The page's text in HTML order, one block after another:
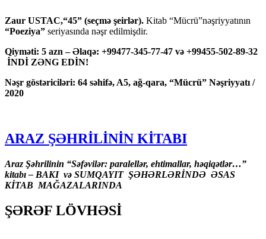
Zaur USTAC,“45” (seçmə şeirlər). Kitab “Mücrü”nəşriyyatının
“Poeziya” seriyasında nəşr edilmişdir.
Qiyməti: 5 azn – Əlaqə: +99477-345-77-47 və +99455-502-89-32
İNDİ ZƏNG EDİN!
Nəşr göstəriciləri: 64 səhifə, A5, ağ-qara, “Mücrü” Nəşriyyatı /
2020
ARAZ ŞƏHRİLİNİN KİTABI
Araz Şəhrilinin “Səfəvilər: paralellər, ehtimallar, həqiqətlər…”
kitabı – BAKI və SUMQAYIT ŞƏHƏRLƏRİNDƏ ƏSAS
KİTAB MAĞAZALARINDA
ŞƏRƏF LÖVHƏSİ